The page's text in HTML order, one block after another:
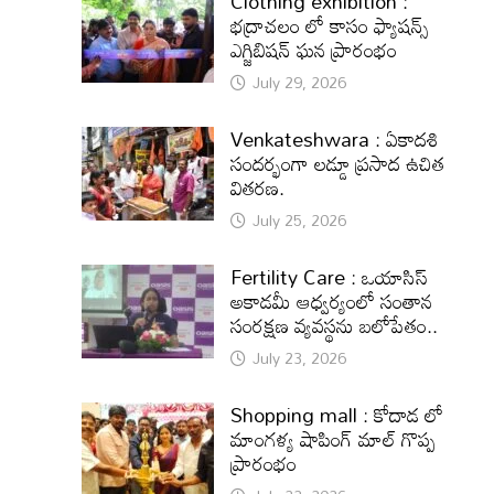
భద్రాచలం లో కాసం ఫ్యాషన్స్
ఎగ్జిబిషన్ ఘన ప్రారంభం
July 29, 2026
Venkateshwara : ఏకాదశి
సందర్భంగా లడ్డూ ప్రసాద ఉచిత
వితరణ.
July 25, 2026
Fertility Care : ఒయాసిస్
అకాడమీ ఆధ్వర్యంలో సంతాన
సంరక్షణ వ్యవస్థను బలోపేతం..
July 23, 2026
Shopping mall : కోదాడ లో
మాంగళ్య షాపింగ్ మాల్ గొప్ప
ప్రారంభం